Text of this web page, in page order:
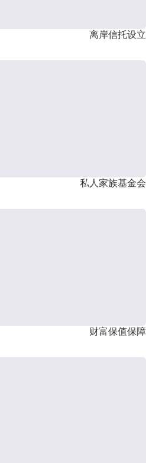
离岸信托设立
私人家族基金会
财富保值保障